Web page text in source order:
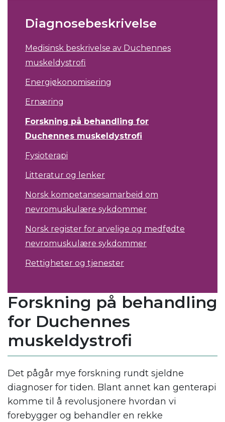
Diagnosebeskrivelse
Medisinsk beskrivelse av Duchennes
muskeldystrofi
Energiøkonomisering
Ernæring
Forskning på behandling for
Duchennes muskeldystrofi
Fysioterapi
Litteratur og lenker
Norsk kompetansesamarbeid om
nevromuskulære sykdommer
Norsk register for arvelige og medfødte
nevromuskulære sykdommer
Rettigheter og tjenester
Forskning på behandling
for Duchennes
muskeldystrofi
Det pågår mye forskning rundt sjeldne
diagnoser for tiden. Blant annet kan genterapi
komme til å revolusjonere hvordan vi
forebygger og behandler en rekke